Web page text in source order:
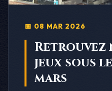
📅 08 MAR 2026
Retrouvez
jeux sous
mars